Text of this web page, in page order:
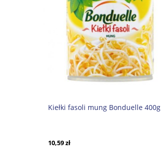
Kiełki fasoli mung Bonduelle 400g
10,59 zł